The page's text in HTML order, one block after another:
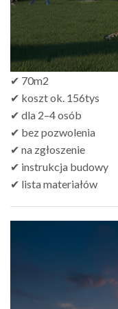
✔ 70m2
✔ koszt ok. 156tys
✔ dla 2–4 osób
✔ bez pozwolenia
✔ na zgłoszenie
✔ instrukcja budowy
✔ lista materiałów